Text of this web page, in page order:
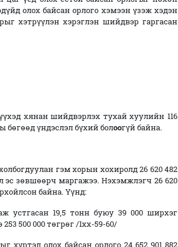
олох байсан орлого хэмээн үзэж хэдэн
хэтрүүлэн хэрэглэн шийдвэр гаргасан
хянан шийдвэрлэх тухай хуулийн 116
бөгөөд үндэслэл бүхий болоогүй байна.
гэм хорын хохиролд 26 620 482
эс зөвшөөрч маргажээ.Нэхэмжлэгч 26 620
байна. Үүнд:
устгасан 19,5 тонн буюу 39 000 ширхэг
500 000 төгрөг /1хх-59-60/
хүртэл олох байсан орлого 24 652 901 882